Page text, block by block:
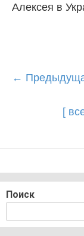
Алексея в
Post
←
[
Поиск